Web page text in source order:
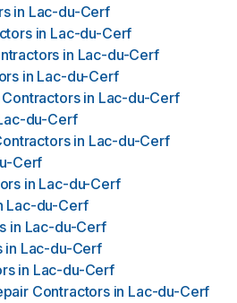
in Lac-du-Cerf
in Lac-du-Cerf
in Lac-du-Cerf
in Lac-du-Cerf
in Lac-du-Cerf
du-Cerf
in Lac-du-Cerf
Cerf
in Lac-du-Cerf
Lac-du-Cerf
in Lac-du-Cerf
in Lac-du-Cerf
in Lac-du-Cerf
Contractors in Lac-du-Cerf